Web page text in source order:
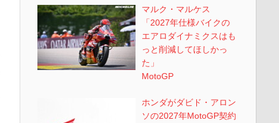
マルク・マルケス
「2027年仕様バイクの
エアロダイナミクスはも
っと削減してほしかっ
た」
MotoGP
ホンダがダビド・アロン
ソの2027年MotoGP契約